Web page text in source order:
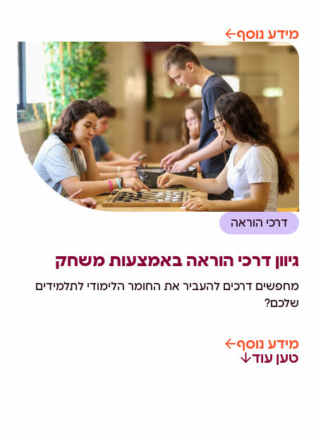
מידע נוסף
דרכי הוראה
גיוון דרכי הוראה באמצעות משחק
מחפשים דרכים להעביר את החומר הלימודי לתלמידים
שלכם?
מידע נוסף
טען עוד